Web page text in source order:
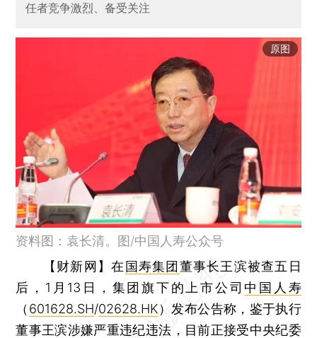
任者竞争激烈、备受关注
原图
资料图：袁长清。图/中国人寿公众号
【财新网】在国寿集团董事长王滨被查五日
后，1月13日，集团旗下的上市公司 中国人寿
（ 601628.SH/02628.HK）发布公告称，鉴于执行
董事王滨涉嫌严重违纪违法，目前正接受中央纪委